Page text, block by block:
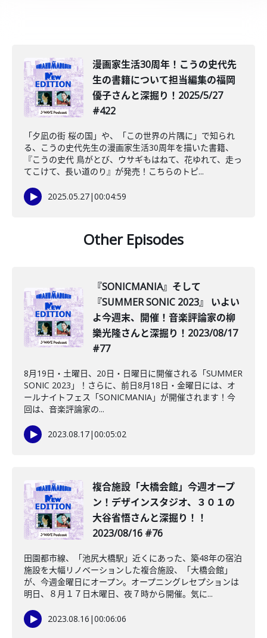
漫画家生活30周年！こうの史代先
生の書籍について担当編集の福岡
優子さんと深掘り！2025/5/27
#422
「夕凪の街 桜の国」や、「この世界の片隅に」で知られ
る、こうの史代先生の漫画家生活30周年を描いた書籍、
『こうの史代 鳥がとび、ウサギもはねて、花ゆれて、走っ
てこけて、長い道のり』が発売！こちらのトピ...
2025.05.27|00:04:59
Other Episodes
『SONICMANIA』そして
『SUMMER SONIC 2023』 いよい
よ今週末、開催！音楽評論家の柳
樂光隆さんと深掘り！2023/08/17
#77
8月19日・土曜日、20日・日曜日に開催される「SUMMER
SONIC 2023」！さらに、前日8月18日・金曜日には、オ
ールナイトフェス「SONICMANIA」が開催されます！今
回は、音楽評論家の...
2023.08.17|00:05:02
複合施設「大橋会館」今週オープ
ン！デザインスタジオ、３０１の
大谷省悟さんと深掘り！！
2023/08/16 #76
田園都市線、「池尻大橋駅」近くにあった、築48年の宿泊
施設を大幅リノベーションした複合施設、「大橋会館」
が、今週金曜日にオープン。オープニングレセプションは
明日、８月１７日木曜日、夜７時から開催。気に...
2023.08.16 |00:06:06